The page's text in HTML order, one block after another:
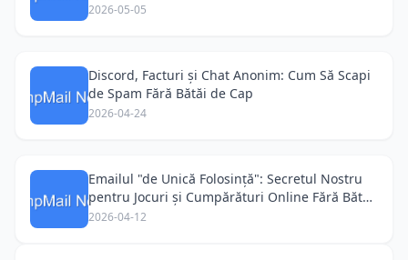
2026-05-05
Discord, Facturi și Chat Anonim: Cum Să Scapi
de Spam Fără Bătăi de Cap
2026-04-24
Emailul "de Unică Folosință": Secretul Nostru
pentru Jocuri și Cumpărături Online Fără Bătăi
de Cap
2026-04-12